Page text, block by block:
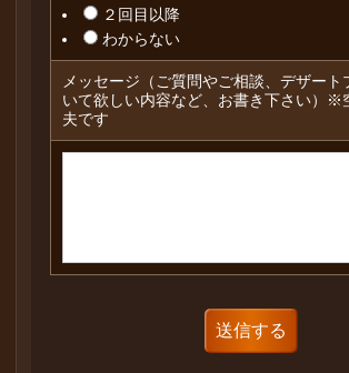
２回目以降
わからない
メッセージ（ご質問やご相談、デザート
いて欲しい内容など、お書き下さい）※
夫です